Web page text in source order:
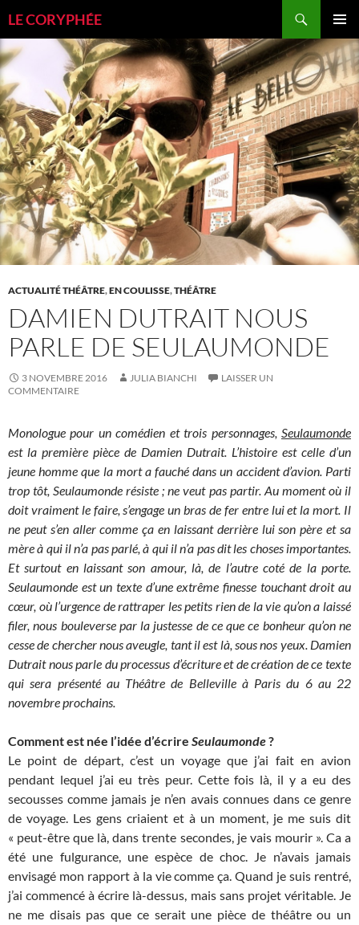
au
contenu
LE CORYPHÉE
MENU
ACTUALITÉ THÉÂTRE,EN COULISSE,THÉÂTRE
DAMIEN DUTRAIT NOUS
PARLE DE SEULAUMONDE
3 NOVEMBRE 2016 JULIA BIANCHI
LAISSER UN
COMMENTAIRE
Monologue pour un comédien et trois personnages, Seulaumonde
est la première pièce de Damien Dutrait. L’histoire est celle d’un
jeune homme que la mort a fauché dans un accident d’avion. Parti
trop tôt, Seulaumonde résiste ; ne veut pas partir. Au moment où il
doit vraiment le faire, s’engage un bras de fer entre lui et la mort. Il
ne peut s’en aller comme ça en laissant derrière lui son père et sa
mère à qui il n’a pas parlé, à qui il n’a pas dit les choses importantes.
Et surtout en laissant son amour, là, de l’autre coté de la porte.
Seulaumonde est un texte d’une extrême finesse touchant droit au
cœur, où l’urgence de rattraper les petits rien de la vie qu’on a laissé
filer, nous bouleverse par la justesse de ce que ce bonheur qu’on ne
cesse de chercher nous aveugle, tant il est là, sous nos yeux. Damien
Dutrait nous parle du processus d’écriture et de création de ce texte
qui sera présenté au Théâtre de Belleville à Paris du 6 au 22
novembre prochains.
Comment est née l’idée d’écrire Seulaumonde?
Le point de départ, c’est un voyage que j’ai fait en avion
pendant lequel j’ai eu très peur. Cette fois là, il y a eu des
secousses comme jamais je n’en avais connues dans ce genre
de voyage. Les gens criaient et à un moment, je me suis dit
« peut-être que là, dans trente secondes, je vais mourir ». Ca a
été une fulgurance, une espèce de choc. Je n’avais jamais
envisagé mon rapport à la vie comme ça. Quand je suis rentré,
j’ai commencé à écrire là-dessus, mais sans projet véritable. Je
ne me disais pas que ce serait une pièce de théâtre ou un